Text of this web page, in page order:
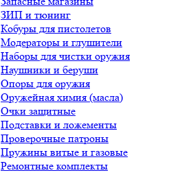
ЗИП и тюнинг
Кобуры для пистолетов
Модераторы и глушители
Наборы для чистки оружия
Наушники и беруши
Опоры для оружия
Оружейная химия (масла)
Очки защитные
Подставки и ложементы
Проверочные патроны
Пружины витые и газовые
Ремонтные комплекты